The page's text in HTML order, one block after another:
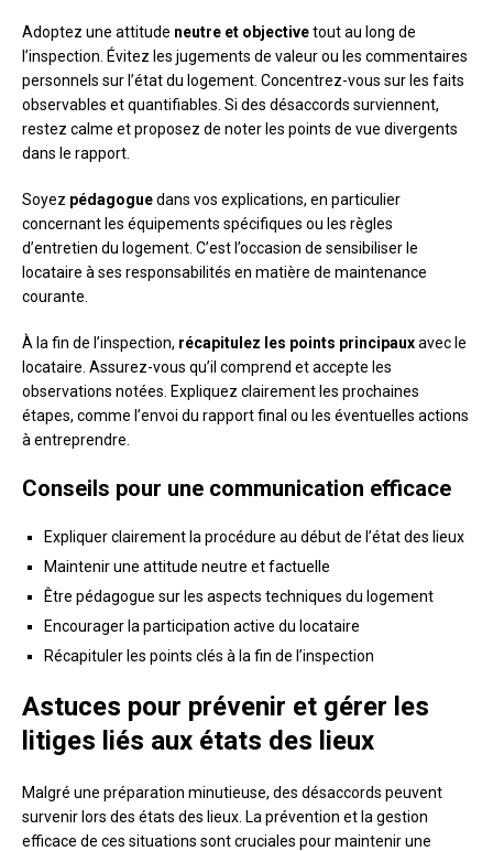
Adoptez une attitude neutre et objectivetout au long de
l’inspection. Évitez les jugements de valeur ou les commentaires
personnels sur l’état du logement. Concentrez-vous sur les faits
observables et quantifiables. Si des désaccords surviennent,
restez calme et proposez de noter les points de vue divergents
dans le rapport.
Soyez pédagoguedans vos explications, en particulier
concernant les équipements spécifiques ou les règles
d’entretien du logement. C’est l’occasion de sensibiliser le
locataire à ses responsabilités en matière de maintenance
courante.
À la fin de l’inspection, récapitulez les points principauxavec le
locataire. Assurez-vous qu’il comprend et accepte les
observations notées. Expliquez clairement les prochaines
étapes, comme l’envoi du rapport final ou les éventuelles actions
à entreprendre.
Conseils pour une communication efficace
Expliquer clairement la procédure au début de l’état des lieux
Maintenir une attitude neutre et factuelle
Être pédagogue sur les aspects techniques du logement
Encourager la participation active du locataire
Récapituler les points clés à la fin de l’inspection
Astuces pour prévenir et gérer les
litiges liés aux états des lieux
Malgré une préparation minutieuse, des désaccords peuvent
survenir lors des états des lieux. La prévention et la gestion
efficace de ces situations sont cruciales pour maintenir une